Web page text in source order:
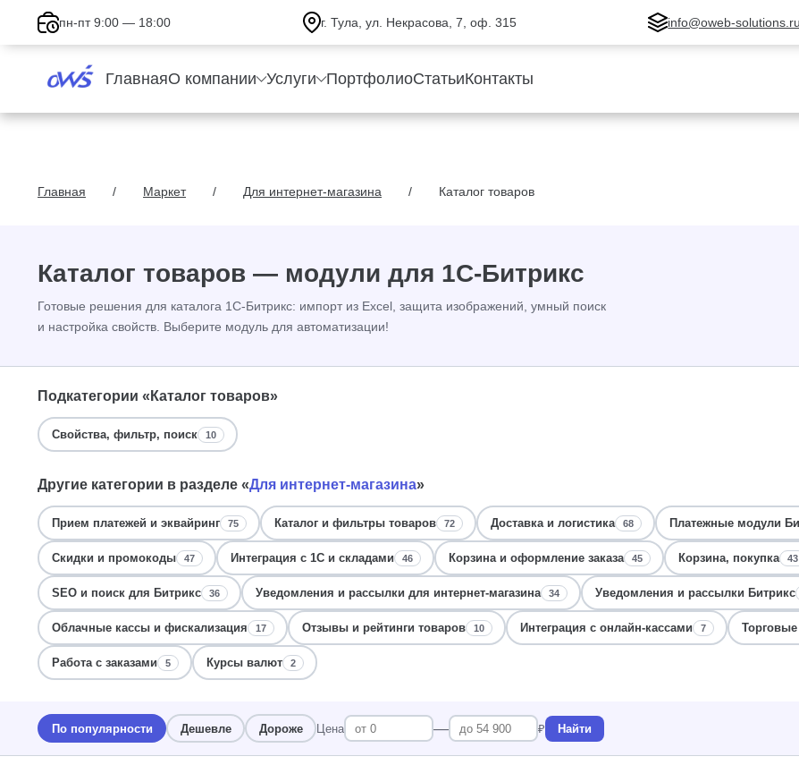
пн-пт 9:00 — 18:00 г. Тула, ул. Некрасова, 7, оф. 315 info@oweb-solutions.ru
ГлавнаяО компании Услуги ПортфолиоСтатьиКонтакты
Главная Маркет Для интернет-магазина Каталог товаров
Каталог товаров — модули для 1С-Битрикс
Готовые решения для каталога 1С-Битрикс: импорт из Excel, защита изображений, умный поиск
и настройка свойств. Выберите модуль для автоматизации!
Подкатегории «Каталог товаров»
Свойства, фильтр, поиск 10
Другие категории в разделе «Для интернет-магазина»
Прием платежей и эквайринг 75 Каталог и фильтры товаров 72 Доставка и логистика 68 Платежные модули
Скидки и промокоды 47 Интеграция с 1С и складами 46 Корзина и оформление заказа 45 Корзина, покупка 43
SEO и поиск для Битрикс 36 Уведомления и рассылки для интернет-магазина 34 Уведомления и рассылки Битрикс
Облачные кассы и фискализация 17 Отзывы и рейтинги товаров 10 Интеграция с онлайн-кассами 7
Работа с заказами 5 Курсы валют 2
По популярности Дешевле Дороже Цена — ₽ Найти